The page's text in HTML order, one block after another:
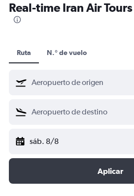
Real-time Iran Air
Ruta N.° de vuelo
sáb. 8/8
Aplicar